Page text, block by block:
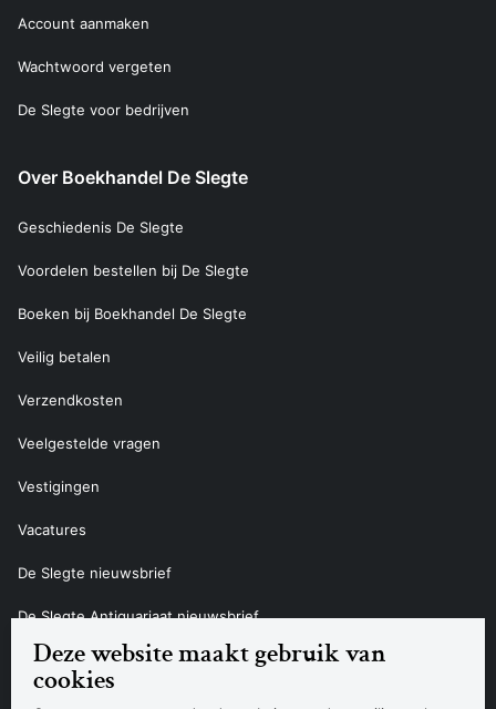
Deze website maakt gebruik van
cookies
Account aanmaken
Wachtwoord vergeten
De Slegte voor bedrijven
Over Boekhandel De Slegte
Geschiedenis De Slegte
Voordelen bestellen bij De Slegte
Boeken bij Boekhandel De Slegte
Veilig betalen
Verzendkosten
Veelgestelde vragen
Vestigingen
Vacatures
De Slegte nieuwsbrief
De Slegte Antiquariaat nieuwsbrief
Contact